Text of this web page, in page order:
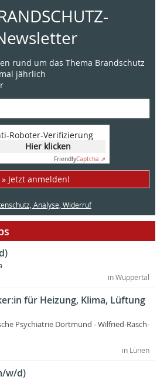
rund um das Thema Brandschutz
jährlich
Roboter-Verifizierung
Hier klicken
FriendlyCaptcha ⇗
» Jetzt anmelden!
Analyse, Widerruf
in Wuppertal
für Heizung, Klima, Lüftung
Psychiatrie Dortmund - Wilfried-Rasch-
in Lünen
w/d)